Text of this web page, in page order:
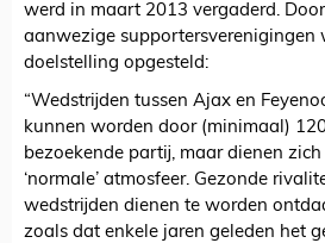
werd in maart 2013 vergaderd.
aanwezige supportersverenigingen
doelstelling opgesteld:
“Wedstrijden tussen Ajax en
kunnen worden door (minimaal)
bezoekende partij, maar dienen
‘normale’ atmosfeer. Gezonde
wedstrijden dienen te worden
zoals dat enkele jaren geleden het